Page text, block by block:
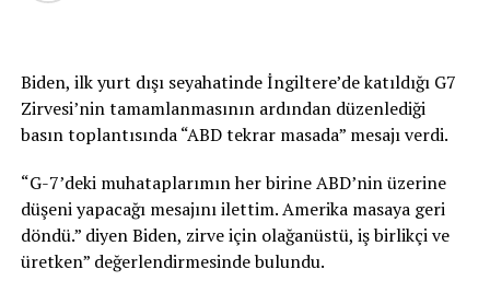
Biden, ilk yurt dışı seyahatinde İngiltere’de katıldığı G7
Zirvesi’nin tamamlanmasının ardından düzenlediği
basın toplantısında “ABD tekrar masada” mesajı verdi.
“G-7’deki muhataplarımın her birine ABD’nin üzerine
düşeni yapacağı mesajını ilettim. Amerika masaya geri
döndü.” diyen Biden, zirve için olağanüstü, iş birlikçi ve
üretken” değerlendirmesinde bulundu.